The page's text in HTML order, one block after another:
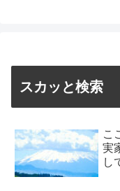
スカッと検索
こ
実
し